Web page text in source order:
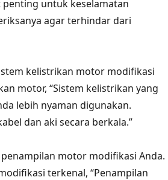
untuk keselamatan
agar terhindar dari
kelistrikan motor modifikasi
motor, “Sistem kelistrikan yang
lebih nyaman digunakan.
dan aki secara berkala.”
motor modifikasi Anda.
terkenal, “Penampilan